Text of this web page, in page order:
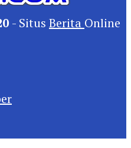
- Situs Berita Online